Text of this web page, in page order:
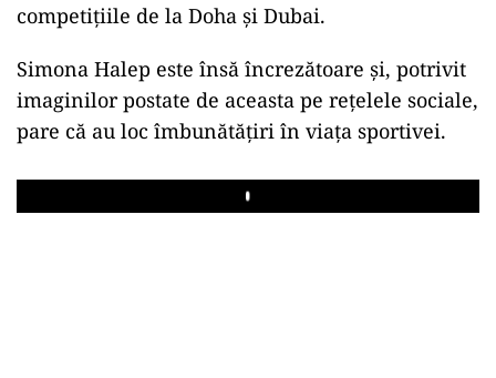
competițiile de la Doha și Dubai.
Simona Halep este însă încrezătoare și, potrivit
imaginilor postate de aceasta pe rețelele sociale,
pare că au loc îmbunătățiri în viața sportivei.
Play